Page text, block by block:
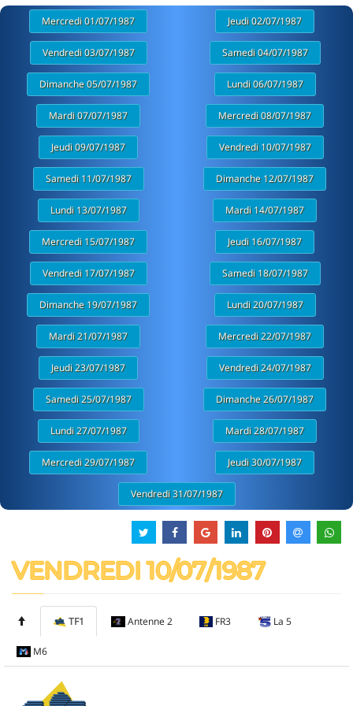
Mercredi 01/07/1987 Jeudi 02/07/1987
Vendredi 03/07/1987 Samedi 04/07/1987
Dimanche 05/07/1987 Lundi 06/07/1987
Mardi 07/07/1987 Mercredi 08/07/1987
Jeudi 09/07/1987 Vendredi 10/07/1987
Samedi 11/07/1987 Dimanche 12/07/1987
Lundi 13/07/1987 Mardi 14/07/1987
Mercredi 15/07/1987 Jeudi 16/07/1987
Vendredi 17/07/1987 Samedi 18/07/1987
Dimanche 19/07/1987 Lundi 20/07/1987
Mardi 21/07/1987 Mercredi 22/07/1987
Jeudi 23/07/1987 Vendredi 24/07/1987
Samedi 25/07/1987 Dimanche 26/07/1987
Lundi 27/07/1987 Mardi 28/07/1987
Mercredi 29/07/1987 Jeudi 30/07/1987
Vendredi 31/07/1987
VENDREDI 10/07/1987
TF1 Antenne 2 FR3 La 5
M6